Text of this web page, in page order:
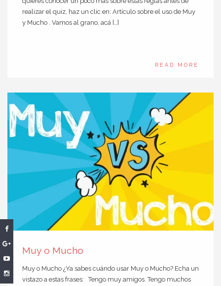
realizar el quiz, haz un clic en: Artículo sobre el uso de Muy
y Mucho . Vamos al grano, acá […]
READ MORE
Muy o Mucho
Muy o Mucho ¿Ya sabes cuándo usar Muy o Mucho? Echa un
vistazo a estas frases: Tengo muy amigos. Tengo muchos